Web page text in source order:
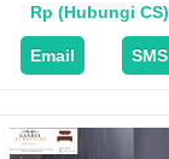
Rp (Hubungi CS)
Email SMS